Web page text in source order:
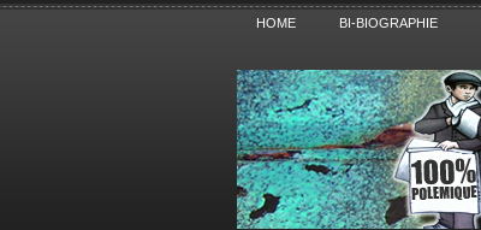
HOME BI-BIOGRAPHIE